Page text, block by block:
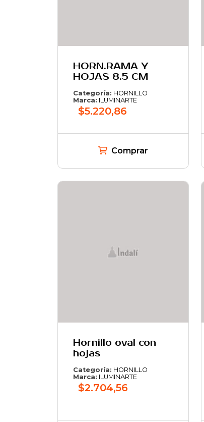
HORN.RAMA Y
HOJAS 8.5 CM
Categoría: HORNILLO
Marca: ILUMINARTE
$5.220,86
Comprar
Hornillo oval con
hojas
Categoría: HORNILLO
Marca: ILUMINARTE
$2.704,56